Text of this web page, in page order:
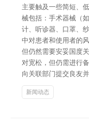
主要触及一些简短、
械包括：手术器械（
计、听诊器、口罩、
中对患者和使用者的
但仍然需要安妥国度
对宽松，但仍需进行
向关联部门提交良友
新闻动态